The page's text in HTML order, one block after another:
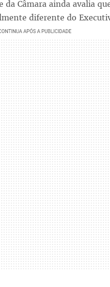
Câmara ainda avalia
diferente do